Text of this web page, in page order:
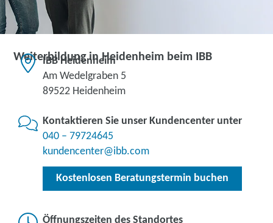
Weiterbildung in Heidenheim beim IBB
IBB Heidenheim
Am Wedelgraben 5
89522 Heidenheim
Kontaktieren Sie unser Kundencenter unter
040 – 79724645
kundencenter@ibb.com
Kostenlosen Beratungstermin buchen
Öffnungszeiten des Standortes